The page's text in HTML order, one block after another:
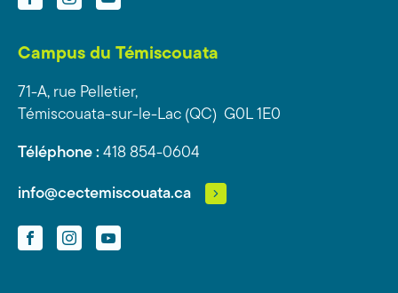
Campus du Témiscouata
71-A, rue Pelletier,
Témiscouata-sur-le-Lac (QC) G0L 1E0
Téléphone : 418 854-0604
info@cectemiscouata.ca
FacebookInstagramYouTube